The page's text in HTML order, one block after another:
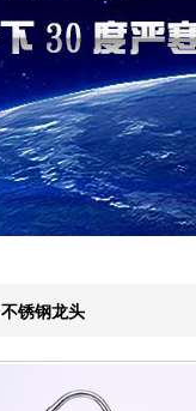
不锈钢龙头